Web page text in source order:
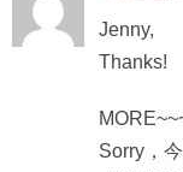
Jenny,
Thanks!
Sorry，